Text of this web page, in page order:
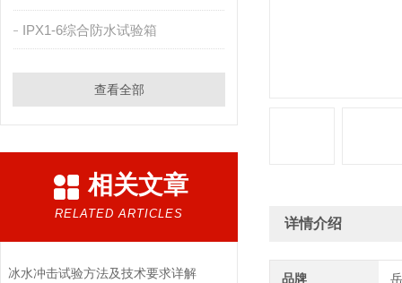
IPX1-6综合防水试验箱
查看全部
相关文章
RELATED ARTICLES
冰水冲击试验方法及技术要求详解
详情介绍
品牌